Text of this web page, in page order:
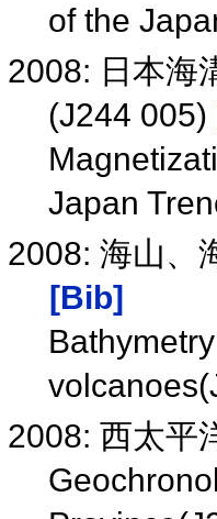
of the
2008: 日本海
(J244 005)
Japan
2008: 海山、
[Bib]
2008: 西太平